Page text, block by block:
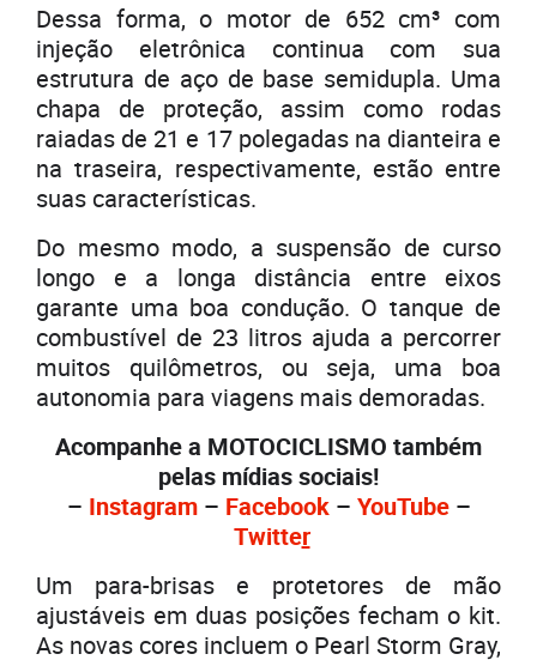
Dessa forma, o motor de 652 cm³ com
injeção eletrônica continua com sua
estrutura de aço de base semidupla. Uma
chapa de proteção, assim como rodas
raiadas de 21 e 17 polegadas na dianteira e
na traseira, respectivamente, estão entre
suas características.
Do mesmo modo, a suspensão de curso
longo e a longa distância entre eixos
garante uma boa condução. O tanque de
combustível de 23 litros ajuda a percorrer
muitos quilômetros, ou seja, uma boa
autonomia para viagens mais demoradas.
Acompanhe a MOTOCICLISMO também
pelas mídias sociais!
– Instagram– Facebook– YouTube–
Twitter
Um para-brisas e protetores de mão
ajustáveis em duas posições fecham o kit.
As novas cores incluem o Pearl Storm Gray,